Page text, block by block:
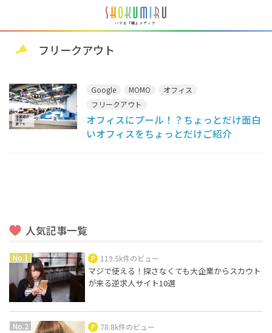
フリークアウト
Google MOMO
オフィス
フリークアウト
オフィスにプール！？ちょっとだけ面白
いオフィスをちょっとだけご紹介
人気記事一覧
119.5k件のビュー
マジで使える！探さなくても大企業からスカウト
が来る逆求人サイト10選
78.8k件のビュー